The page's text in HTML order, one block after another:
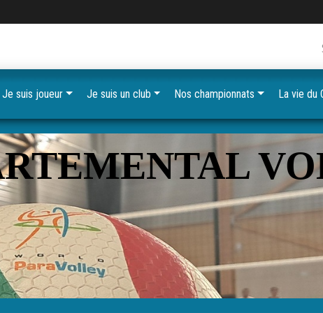
Je suis joueur Je suis un club Nos championnats La vie du